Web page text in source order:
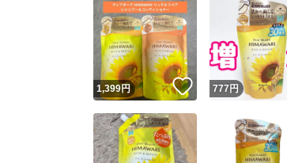
1,399円 いいね！
777 円